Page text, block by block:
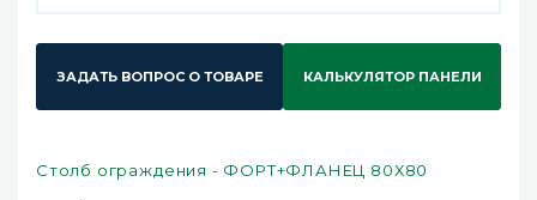
ЗАДАТЬ ВОПРОС О ТОВАРЕ КАЛЬКУЛЯТОР ПАНЕЛИ
Столб ограждения - ФОРТ+ФЛАНЕЦ 80Х80